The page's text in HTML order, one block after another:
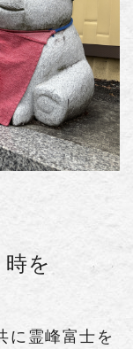
を
に霊峰富士を